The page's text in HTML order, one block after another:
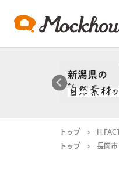
トップ
トップ
長岡市